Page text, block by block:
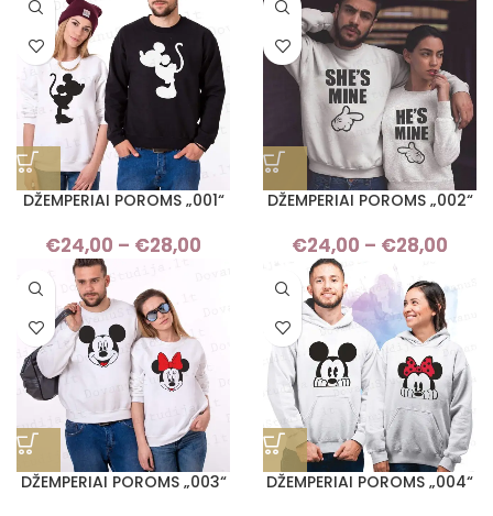
DŽEMPERIAI POROMS „001“
€24,00 – €28,00
through
€28,00
DŽEMPERIAI POROMS „002“
€24,00 – €28,00
DŽEMPERIAI POROMS „003“ DŽEMPERIAI POROMS „004“